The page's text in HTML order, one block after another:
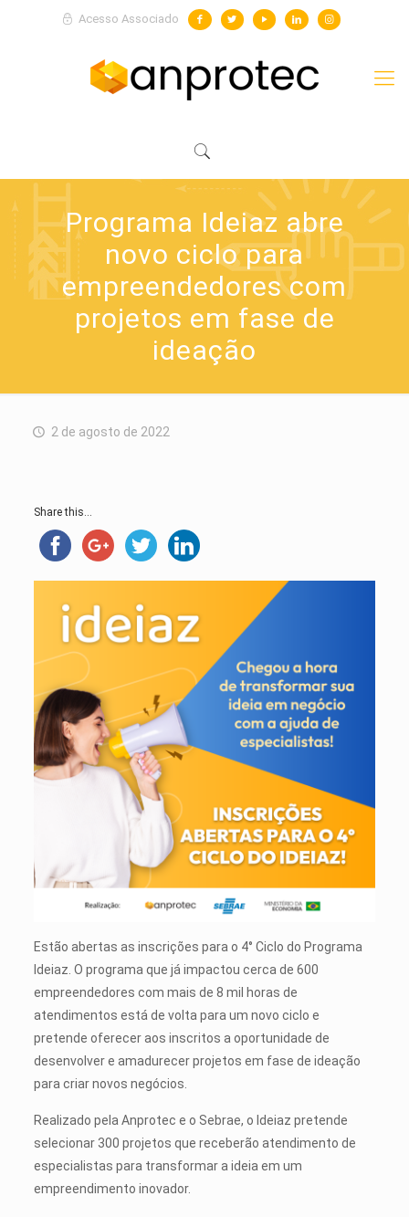
Acesso Associado
Programa Ideiaz abre
novo ciclo para
empreendedores com
projetos em fase de
ideação
2 de agosto de 2022
Share this...
Estão abertas as inscrições para o 4° Ciclo do Programa
Ideiaz. O programa que já impactou cerca de 600
empreendedores com mais de 8 mil horas de
atendimentos está de volta para um novo ciclo e
pretende oferecer aos inscritos a oportunidade de
desenvolver e amadurecer projetos em fase de ideação
para criar novos negócios.
Realizado pela Anprotec e o Sebrae, o Ideiaz pretende
selecionar 300 projetos que receberão atendimento de
especialistas para transformar a ideia em um
empreendimento inovador.